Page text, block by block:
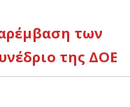
των
της ΔΟΕ